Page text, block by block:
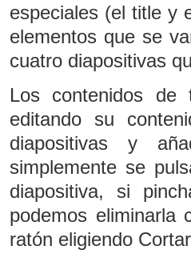
especiales (el title y
elementos que se
cuatro diapositivas
Los contenidos de
editando su
diapositivas y
simplemente se
diapositiva, si
podemos eliminarla
ratón eligiendo